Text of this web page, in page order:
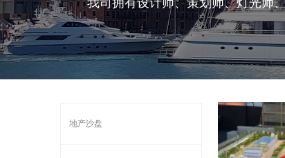
我司拥有设计师、策划师、灯光师
地产沙盘